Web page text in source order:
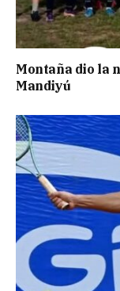
Montaña dio la
Mandiyú